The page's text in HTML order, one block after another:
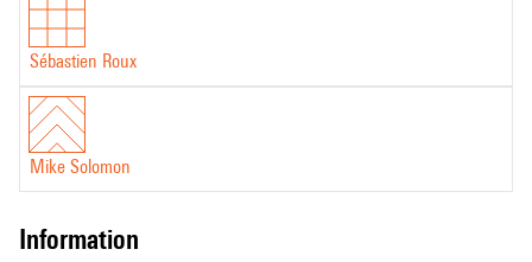
Sébastien Roux
Mike Solomon
information